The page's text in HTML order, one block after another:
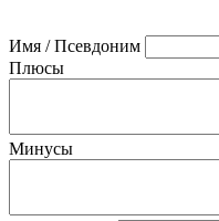
Имя / Псевдоним
Плюсы
Минусы